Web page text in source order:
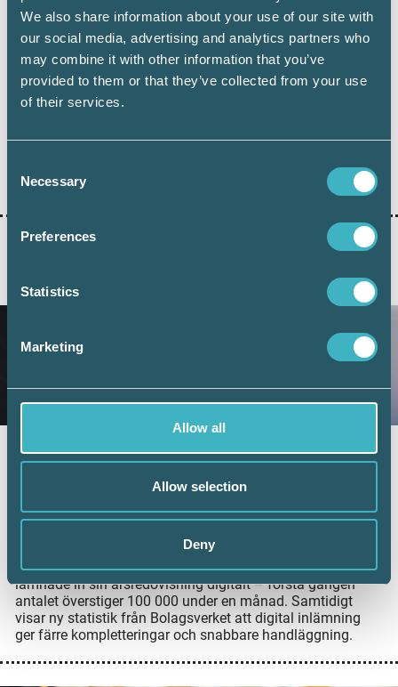
We also share information about your use of our site with
our social media, advertising and analytics partners who
may combine it with other information that you’ve
provided to them or that they’ve collected from your use
of their services.
Selection
Necessary
Preferences
Statistics
Marketing
Allow all
Allow selection
Deny
Dela:
Fler företag väljer digital årsredovisning –
6 juli 2026
Digital inlämning av årsredovisningar fortsätter att öka.
Under juni 2026 sattes ett nytt rekord när 101 126 företag
lämnade in sin årsredovisning digitalt – första gången
antalet överstiger 100 000 under en månad. Samtidigt
visar ny statistik från Bolagsverket att digital inlämning
ger färre kompletteringar och snabbare handläggning.